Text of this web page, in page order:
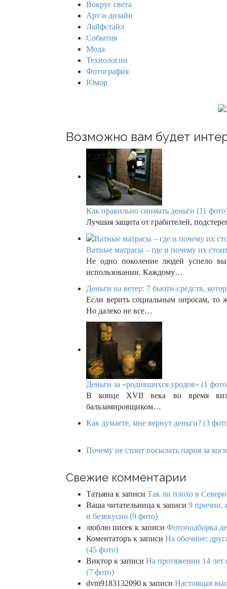
o
Вокруг света
Арт и дизайн
Лайфстайл
События
Мода
Технологии
Фотография
Юмор
Возможно вам будет
Как правильно снимать деньги (11
Лучшая защита от грабителей,
Ватные матрасы – где и почему их
Не одно поколение людей успело
использовании. Каждому…
Деньги на ветер: 7 бьюти-средств,
Если верить социальным опросам, то
Но далеко не все…
Деньги за «родившихся уродов» (1
В конце XVII века во время
бальзамировщиком…
Как думаете, мне вернут деньги? (3
Почему не стоит посылать парня за
Свежие комментарии
Татьяна к записи Так ли плохо в
Ваша читательница к записи 9 причин,
и безвкусно (9 фото)
люблю писек к записи Фотоподборка
Коментаторъ к записи На обочине:
(45 фото)
Виктор к записи На протяжении 14 лет
(7 фото)
dvm9183132090 к записи Настоящая